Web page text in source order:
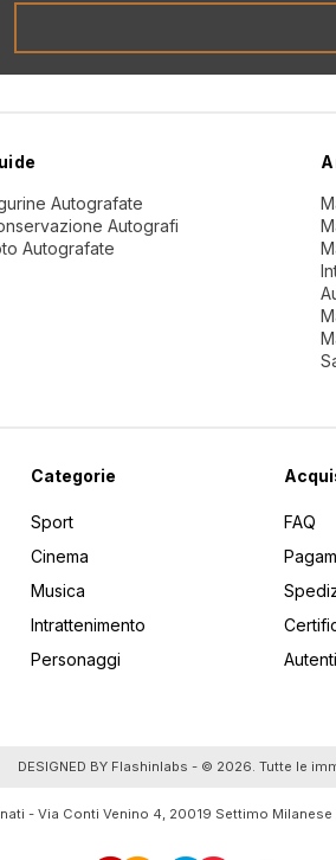
Autografate
Autografi
Autografate
Categorie
Sport
Cinema
Musica
Intrattenimento
Personaggi
FAQ
DESIGNED BY Flashinlabs - © 2026. Tutte le
- Via Conti Venino 4, 20019 Settimo